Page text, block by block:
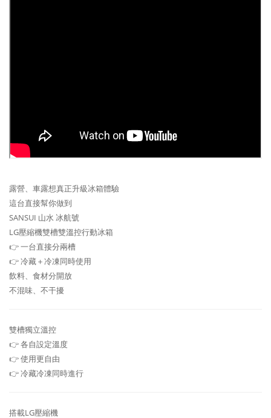
露營、車露想真正升級冰箱體驗
這台直接幫你做到
SANSUI 山水 冰航號
LG壓縮機雙槽雙溫控行動冰箱
👉 一台直接分兩槽
👉 冷藏＋冷凍同時使用
飲料、食材分開放
不混味、不干擾
雙槽獨立溫控
👉 各自設定溫度
👉 使用更自由
👉 冷藏冷凍同時進行
搭載LG壓縮機